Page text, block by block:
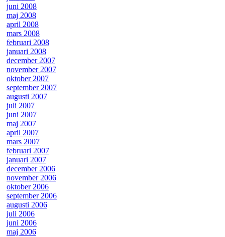
juni 2008
maj 2008
april 2008
mars 2008
februari 2008
januari 2008
december 2007
november 2007
oktober 2007
september 2007
augusti 2007
juli 2007
juni 2007
maj 2007
april 2007
mars 2007
februari 2007
januari 2007
december 2006
november 2006
oktober 2006
september 2006
augusti 2006
juli 2006
juni 2006
maj 2006